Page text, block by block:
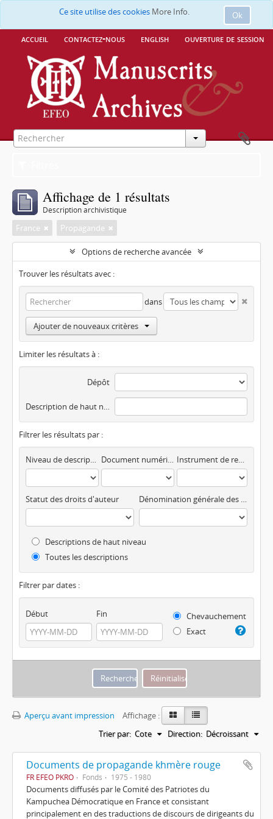
Ok
Ce site utilise des cookies More Info.
accueil contactez-nous english ouverture de session
Affichage de 1 résultats
Description archivistique
France Propagande
Options de recherche avancée
Trouver les résultats avec :
dans
Ajouter de nouveaux critères
Limiter les résultats à :
Dépôt
Description de haut niveau
Filtrer les résultats par :
Niveau de description Document numérisé disponible Instrument de recherche
Statut des droits d'auteur Dénomination générale des documents
Descriptions de haut niveau
Toutes les descriptions
Filtrer par dates :
Début Fin
Chevauchement
Exact
Aperçu avant impression
Affichage :
Trier par: Cote Direction: Décroissant
Documents de propagande khmère rouge
FR EFEO PKRO Fonds 1975 - 1980
Documents diffusés par le Comité des Patriotes du
Kampuchea Démocratique en France et consistant
principalement en des traductions de discours de dirigeants du